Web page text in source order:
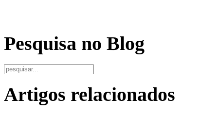
Pesquisa no Blog
Artigos relacionados